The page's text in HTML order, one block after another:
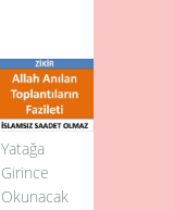
Yatağa
Girince
Okunacak